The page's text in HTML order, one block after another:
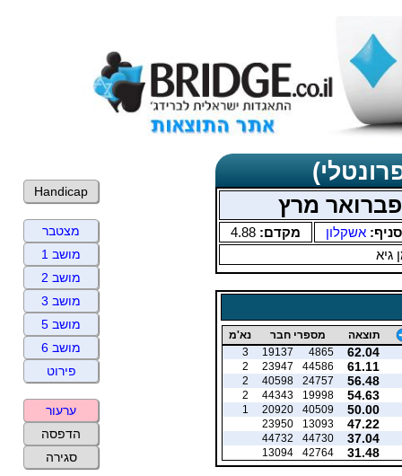
מרץ
סניף: אשקלון מקדם: 4.88
גיא
תוצאה מספרי חבר נא'מ
62.04
4865
19137
3
61.11
44586
23947
2
56.48
24757
40598
2
54.63
19998
44343
2
50.00
40509
20920
1
47.22
13093
23950
37.04
44730
44732
31.48
42764
13094
Handicap
מצטבר
מושב 1
מושב 2
מושב 3
מושב 5
מושב 6
פירוט
ערעור
הדפסה
סגירה